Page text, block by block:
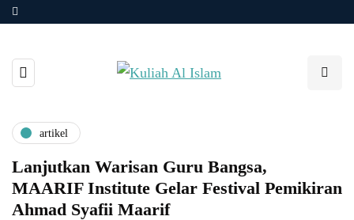
artikel
Lanjutkan Warisan Guru Bangsa,
MAARIF Institute Gelar Festival Pemikiran
Ahmad Syafii Maarif